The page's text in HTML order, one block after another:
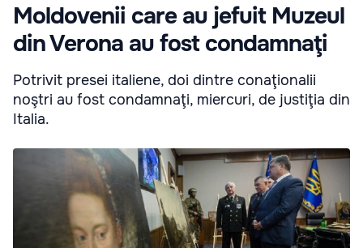
Moldovenii care au jefuit Muzeul
din Verona au fost condamnaţi
Potrivit presei italiene, doi dintre conaţionalii
noştri au fost condamnaţi, miercuri, de justiţia din
Italia.